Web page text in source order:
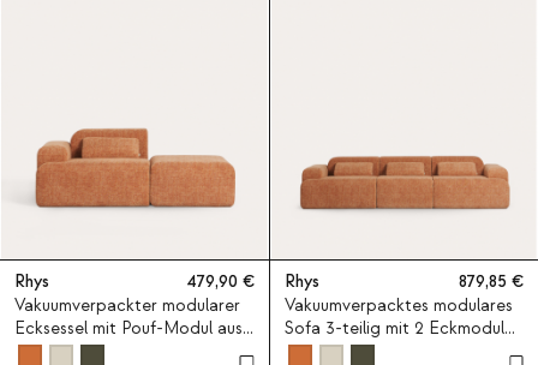
Rhys
479,90
Vakuumverpackter modularer
Ecksessel mit Pouf-Modul aus
Rhys
879,85
Vakuumverpacktes modulares
Sofa 3-teilig mit 2 Eckmodulen